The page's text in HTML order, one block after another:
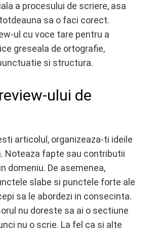
a procesului de scriere, asa
sa o faci corect.
ul cu voce tare pentru a
greseala de ortografie,
si structura.
ului de
articolul, organizeaza-ti ideile
Noteaza fapte sau contributii
domeniu. De asemenea,
slabe si punctele forte ale
sa le abordezi in consecinta.
nu doreste sa ai o sectiune
nu o scrie. La fel ca si alte